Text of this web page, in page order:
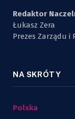
Redaktor
Łukasz Zera
Prezes Zarządu i
NA SKRÓTY
Polska